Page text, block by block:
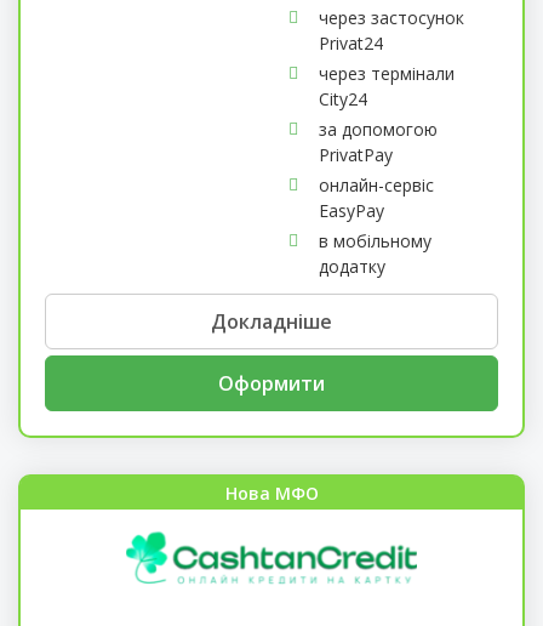
через застосунок
Privat24
через термінали
City24
за допомогою
PrivatPay
онлайн-сервіс
EasyPay
в мобільному
додатку
Докладніше
Оформити
Нова МФО